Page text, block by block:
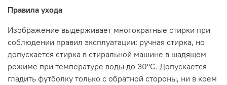
Правила ухода
Изображение выдерживает многократные стирки при
соблюдении правил эксплуатации: ручная стирка, но
допускается стирка в стиральной машине в щадящем
режиме при температуре воды до 30°C. Допускается
гладить футболку только с обратной стороны, ни в коем